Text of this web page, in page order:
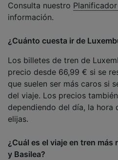
Consulta nuestro
información.
¿Cuánto cuesta ir de
Los billetes de tren de
precio desde 66,99 € si se
que suelen ser más caros si
del viaje. Los precios
dependiendo del día, la hora
elijas.
¿Cuál es el viaje en tren
y Basilea?